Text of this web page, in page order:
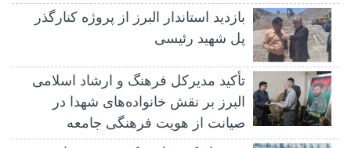
بازدید استاندار البرز از پروژه کنارگذر
پل شهید رئیسی
تأکید مدیرکل فرهنگ و ارشاد اسلامی
البرز بر نقش خانواده‌های شهدا در
صیانت از هویت فرهنگی جامعه